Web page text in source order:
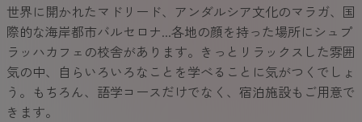
世界に開かれたマドリード、アンダルシア文化のマラガ、国
際的な海岸都市バルセロナ...各地の顔を持った場所にシュプ
ラッハカフェの校舎があります。きっとリラックスした雰囲
気の中、自らいろいろなことを学べることに気がつくでしょ
う。もちろん、語学コースだけでなく、宿泊施設もご用意で
きます。